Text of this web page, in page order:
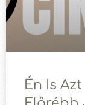
Én Is